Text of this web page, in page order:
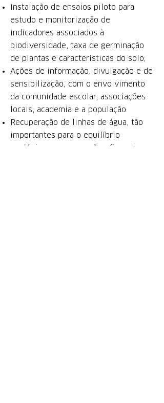
Instalação de ensaios piloto para
estudo e monitorização de
indicadores associados à
biodiversidade, taxa de germinação
de plantas e características do solo;
Ações de informação, divulgação e de
sensibilização, com o envolvimento
da comunidade escolar, associações
locais, academia e a população.
Recuperação de linhas de água, tão
importantes para o equilíbrio